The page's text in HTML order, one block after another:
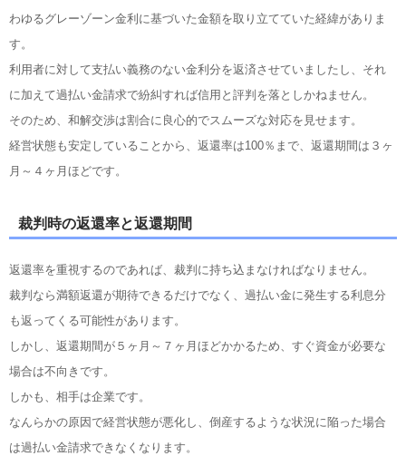
わゆるグレーゾーン金利に基づいた金額を取り立てていた経緯がありま
す。
利用者に対して支払い義務のない金利分を返済させていましたし、それ
に加えて過払い金請求で紛糾すれば信用と評判を落としかねません。
そのため、和解交渉は割合に良心的でスムーズな対応を見せます。
経営状態も安定していることから、返還率は100％まで、返還期間は３ヶ
月～４ヶ月ほどです。
裁判時の返還率と返還期間
返還率を重視するのであれば、裁判に持ち込まなければなりません。
裁判なら満額返還が期待できるだけでなく、過払い金に発生する利息分
も返ってくる可能性があります。
しかし、返還期間が５ヶ月～７ヶ月ほどかかるため、すぐ資金が必要な
場合は不向きです。
しかも、相手は企業です。
なんらかの原因で経営状態が悪化し、倒産するような状況に陥った場合
は過払い金請求できなくなります。